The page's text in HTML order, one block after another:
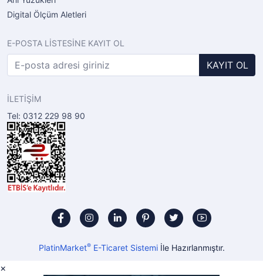
Digital Ölçüm Aletleri
E-POSTA LİSTESİNE KAYIT OL
KAYIT OL
İLETİŞİM
Tel: 0312 229 98 90
PlatinMarket®E-Ticaret Sistemiİle Hazırlanmıştır.
×